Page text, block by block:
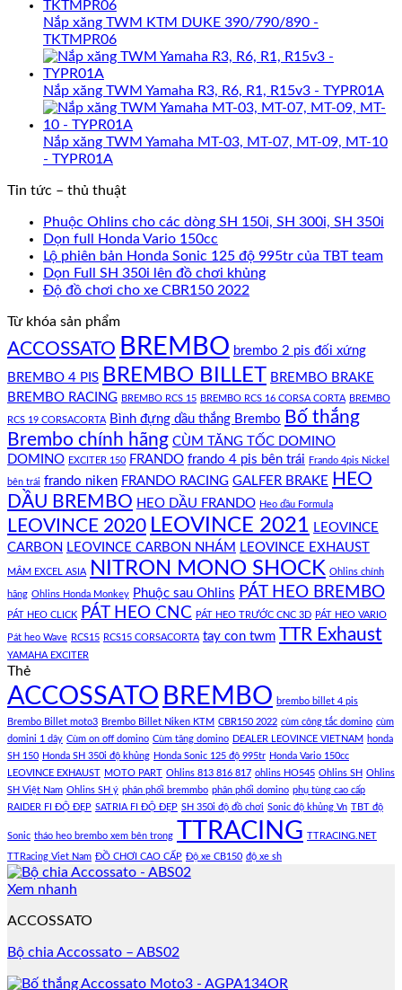
Nắp xăng TWM KTM DUKE 390/790/890 -
TKTMPR06
Nắp xăng TWM Yamaha R3, R6, R1, R15v3 - TYPR01A
Nắp xăng TWM Yamaha MT-03, MT-07, MT-09, MT-10
- TYPR01A
Tin tức – thủ thuật
Phuộc Ohlins cho các dòng SH 150i, SH 300i, SH 350i
Dọn full Honda Vario 150cc
Lộ phiên bản Honda Sonic 125 độ 995tr của TBT team
Dọn Full SH 350i lên đồ chơi khủng
Độ đồ chơi cho xe CBR150 2022
Từ khóa sản phẩm
ACCOSSATO BREMBO brembo 2 pis đối xứng
BREMBO 4 PIS BREMBO BILLET BREMBO BRAKE
BREMBO RACING BREMBO RCS 15 BREMBO RCS 16 CORSA CORTA BREMBO
RCS 19 CORSACORTA Bình đựng dầu thắng Brembo Bố thắng
Brembo chính hãng CÙM TĂNG TỐC DOMINO
DOMINO EXCITER 150 FRANDO frando 4 pis bên trái Frando 4pis Nickel
bên trái frando niken FRANDO RACING GALFER BRAKE HEO
DẦU BREMBO HEO DẦU FRANDO Heo dầu Formula
LEOVINCE 2020 LEOVINCE 2021 LEOVINCE
CARBON LEOVINCE CARBON NHÁM LEOVINCE EXHAUST
MÂM EXCEL ASIA NITRON MONO SHOCK Ohlins chính
hãng Ohlins Honda Monkey Phuộc sau Ohlins PÁT HEO BREMBO
PÁT HEO CLICK PÁT HEO CNC PÁT HEO TRƯỚC CNC 3D PÁT HEO VARIO
Pát heo Wave RCS15 RCS15 CORSACORTA tay con twm TTR Exhaust
YAMAHA EXCITER
Thẻ
ACCOSSATO BREMBO brembo billet 4 pis
Brembo Billet moto3 Brembo Billet Niken KTM CBR150 2022 cùm công tắc domino cùm
domini 1 dây Cùm on off domino Cùm tăng domino DEALER LEOVINCE VIETNAM honda
SH 150 Honda SH 350i độ khủng Honda Sonic 125 độ 995tr Honda Vario 150cc
LEOVINCE EXHAUST MOTO PART Ohlins 813 816 817 ohlins HO545 Ohlins SH Ohlins
SH Việt Nam Ohlins SH ý phân phối bremmbo phân phối domino phụ tùng cao cấp
RAIDER FI ĐỘ ĐẸP SATRIA FI ĐỘ ĐẸP SH 350i độ đồ chơi Sonic độ khủng Vn TBT độ
Sonic tháo heo brembo xem bên trong TTRACING TTRACING.NET
TTRacing Viet Nam ĐỒ CHƠI CAO CẤP Độ xe CB150 độ xe sh
Xem nhanh
ACCOSSATO
Bộ chia Accossato – ABS02